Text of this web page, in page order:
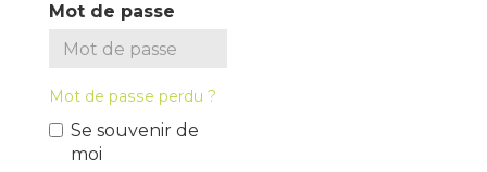
Mot de passe
Mot de passe perdu ?
Se souvenir de
moi